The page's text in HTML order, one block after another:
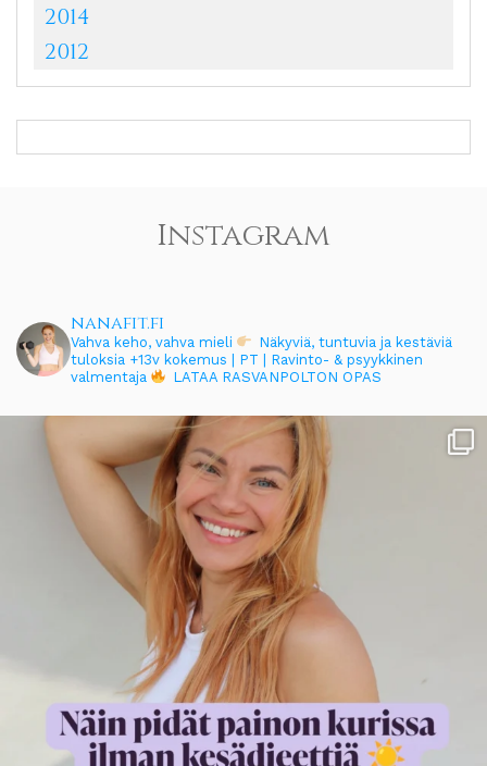
2014
2012
Instagram
nanafit.fi
Vahva keho, vahva mieli
Näkyviä, tuntuvia ja kestäviä
tuloksia +13v kokemus | PT | Ravinto- & psyykkinen
valmentaja
LATAA RASVANPOLTON OPAS